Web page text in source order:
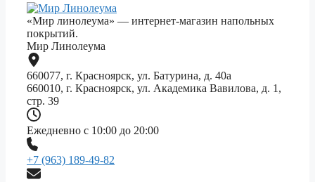
«Мир линолеума» — интернет-магазин напольных
покрытий.
Мир Линолеума
660077, г. Красноярск, ул. Батурина, д. 40а
660010, г. Красноярск, ул. Академика Вавилова, д. 1,
стр. 39
Ежедневно с 10:00 до 20:00
+7 (963) 189-49-82